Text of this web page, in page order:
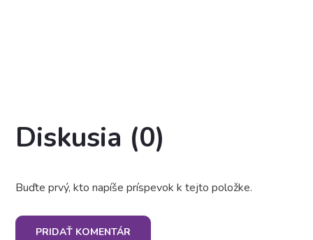
Diskusia (0)
Buďte prvý, kto napíše príspevok k tejto položke.
PRIDAŤ KOMENTÁR